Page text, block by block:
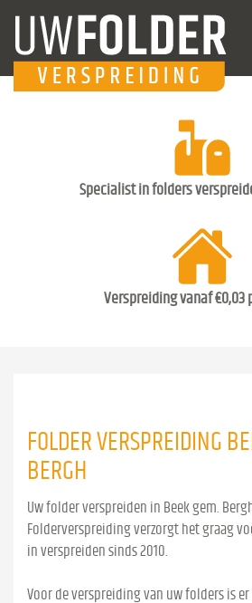
Specialist in folders
Verspreiding vanaf €0,03
FOLDER VERSPREIDING
BERGH
Uw folder verspreiden in Beek gem.
Folderverspreiding verzorgt het graag
in verspreiden sinds 2010.
Voor de verspreiding van uw folders is